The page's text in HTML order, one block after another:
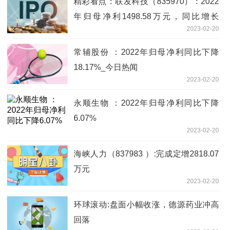
年归母净利1498.58万元，同比增长
2023-02-20
常辅股份 ：2022年归母净利同比下降
18.17%_今日热闻
2023-02-20
永顺生物 ：2022年归母净利同比下降
6.07%
2023-02-20
海峡人力（837983 ）:完成定增2818.07
万元
2023-02-20
环球滚动:盘面小幅收涨，德源药业冲高
回落